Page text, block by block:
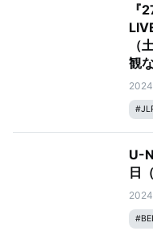
『
（
観
ト
#
U-
日
#